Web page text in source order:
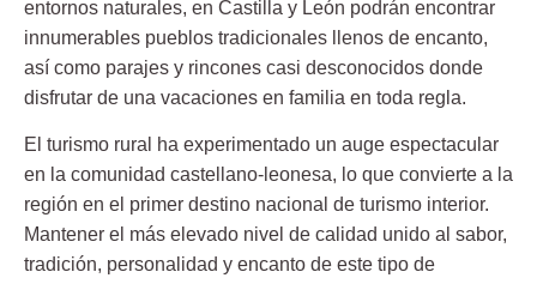
entornos naturales, en Castilla y León podrán encontrar
innumerables pueblos tradicionales llenos de encanto,
así como parajes y rincones casi desconocidos donde
disfrutar de una vacaciones en familia en toda regla.
El turismo rural ha experimentado un auge espectacular
en la comunidad castellano-leonesa, lo que convierte a la
región en el primer destino nacional de turismo interior.
Mantener el más elevado nivel de calidad unido al sabor,
tradición, personalidad y encanto de este tipo de